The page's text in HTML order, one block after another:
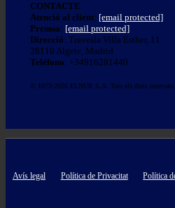
CONTACTE
Atenció al client: [email protected]
Premsa: [email protected]
Direcció: Travesía Villa Esther, 11
28110 Algete, Madrid
Teléfono: +34916281440
© 1973-2026 ELNUR S.A. Tots els drets reservats
Avís legal Política de Privacitat Política